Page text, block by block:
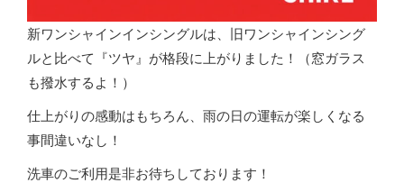
新ワンシャインインシングルは、旧ワンシャインシング
ルと比べて『ツヤ』が格段に上がりました！（窓ガラス
も撥水するよ！）
仕上がりの感動はもちろん、雨の日の運転が楽しくなる
事間違いなし！
洗車のご利用是非お待ちしております！